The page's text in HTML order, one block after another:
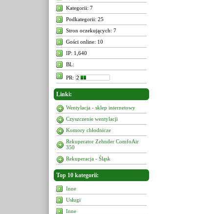
Kategorii: 7
Podkategorii: 25
Stron oczekujących: 7
Gości online: 10
IP: 1,640
BL:
PR:
Linki:
Wentylacja - sklep internetowy
Czyszczenie wentylacji
Komory chłodnicze
Rekuperator Zehnder ComfoAir
350
Rekuperacja - Śląsk
Top 10 kategorii:
Inne
Usługi
Inne